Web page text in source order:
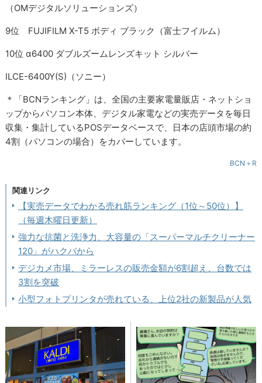
（OMデジタルソリューションズ）
9位 FUJIFILM X-T5 ボディ ブラック（富士フイルム）
10位 α6400 ダブルズームレンズキット シルバー
ILCE-6400Y(S)（ソニー）
＊「BCNランキング」は、全国の主要家電量販店・ネットショ
ップからパソコン本体、デジタル家電などの実売データを毎日
収集・集計しているPOSデータベースで、日本の店頭市場の約
4割（パソコンの場合）をカバーしています。
BCN＋R
関連リンク
【実売データでわかる売れ筋ランキング（1位～50位）】
（毎週木曜日更新）
強力な抗菌と洗浄力、大容量の「スーパーマルチクリーナー
120」がハクバから
デジカメ市場、ミラーレスの販売金額が6割超え、台数では
3割を突破
小型フォトプリンタが売れている、上位2社の新製品が人気